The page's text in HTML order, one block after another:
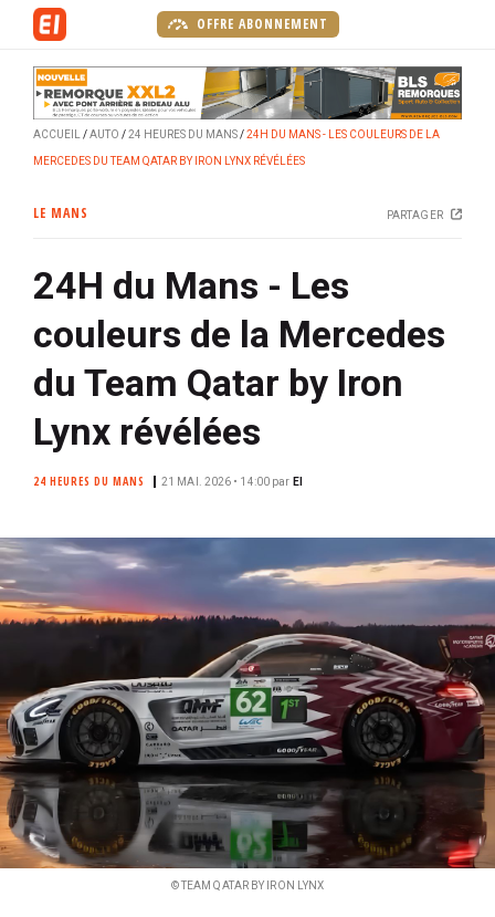
p
l
OFFRE ABONNEMENT
ACCUEIL AUTO 24 HEURES DU MANS 24H DU MANS - LES COULEURS DE LA
MERCEDES DU TEAM QATAR BY IRON LYNX RÉVÉLÉES
LE MANS PARTAGER
24H du Mans - Les
couleurs de la Mercedes
du Team Qatar by Iron
Lynx révélées
24 HEURES DU MANS 21 MAI. 2026 • 14:00 par EI
© TEAM QATAR BY IRON LYNX